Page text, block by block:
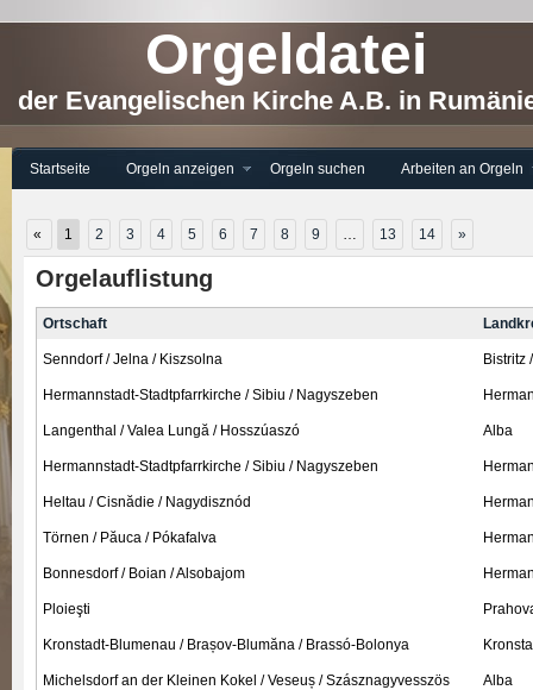
Orgeldatei
der Evangelischen Kirche A.B. in
Startseite Orgeln anzeigen Orgeln suchen Arbeiten an Orgeln
« 1 2 3 4 5 6 7 8 9 … 13 14 »
Orgelauflistung
Ortschaft
Senndorf / Jelna / Kiszsolna Bistritz
Hermannstadt-Stadtpfarrkirche / Sibiu / Nagyszeben
Langenthal / Valea Lungă / Hosszúaszó Alba
Hermannstadt-Stadtpfarrkirche / Sibiu / Nagyszeben
Heltau / Cisnădie / Nagydisznód
Törnen / Păuca / Pókafalva
Bonnesdorf / Boian / Alsobajom
Ploieşti
Kronstadt-Blumenau / Brașov-Blumăna / Brassó-Bolonya
Michelsdorf an der Kleinen Kokel / Veseuș / Szásznagyvesszös Alba